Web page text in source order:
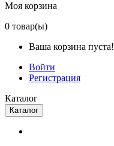
Моя корзина
0 товар(ы)
Ваша корзина пуста!
Войти
Регистрация
Каталог
Каталог